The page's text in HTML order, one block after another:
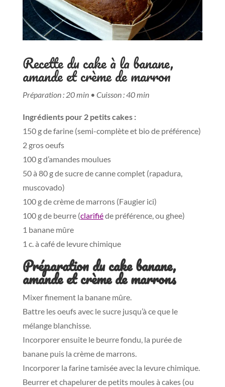
Recette du cake à la banane,
amande et crème de marron
Préparation : 20 min • Cuisson : 40 min
Ingrédients pour 2 petits cakes :
150 g de farine (semi-complète et bio de préférence)
2 gros oeufs
100 g d’amandes moulues
50 à 80 g de sucre de canne complet (rapadura,
muscovado)
100 g de crème de marrons (Faugier ici)
100 g de beurre (clarifiéde préférence, ou ghee)
1 banane mûre
1 c. à café de levure chimique
Préparation du cake banane,
amande et crème de marrons
Mixer finement la banane mûre.
Battre les oeufs avec le sucre jusqu’à ce que le
mélange blanchisse.
Incorporer ensuite le beurre fondu, la purée de
banane puis la crème de marrons.
Incorporer la farine tamisée avec la levure chimique.
Beurrer et chapelurer de petits moules à cakes (ou